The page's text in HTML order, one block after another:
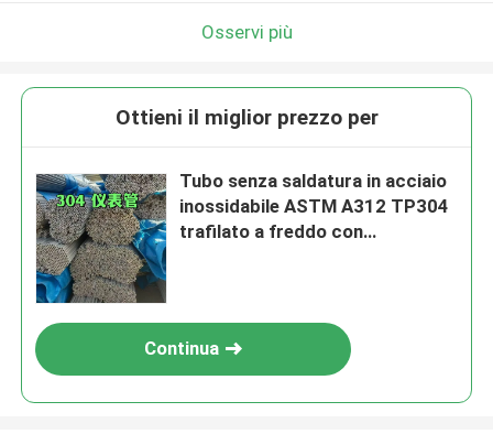
Osservi più
Ottieni il miglior prezzo per
Tubo senza saldatura in acciaio
inossidabile ASTM A312 TP304
trafilato a freddo con
Continua